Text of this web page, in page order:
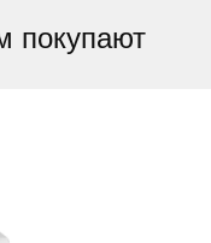
покупают